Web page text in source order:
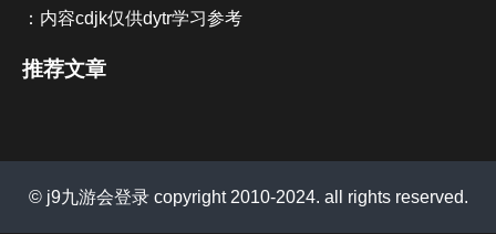
：内容cdjk仅供dytr学习参考
推荐文章
© j9九游会登录 copyright 2010-2024. all rights reserved.